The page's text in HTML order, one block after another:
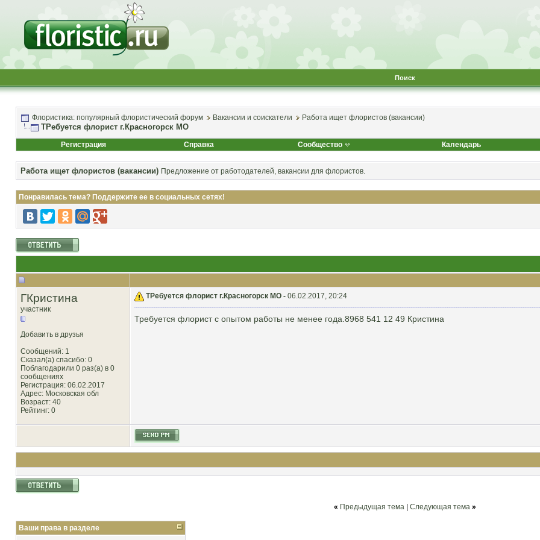
Поиск
Флористика: популярный флористический форум Вакансии и соискатели Работа ищет флористов (вакансии)
ТРебуется флорист г.Красногорск МО
Регистрация
Справка Сообщество Календарь
Работа ищет флористов (вакансии) Предложение от работодателей, вакансии для флористов.
Понравилась тема? Поддержите ее в социальных сетях!
ГКристина
участник
Добавить в друзья
Сообщений: 1
Сказал(а) спасибо: 0
Поблагодарили 0 раз(а) в 0
сообщениях
Регистрация: 06.02.2017
Адрес: Московская обл
Возраст: 40
Рейтинг: 0
ТРебуется флорист г.Красногорск МО - 06.02.2017, 20:24
Требуется флорист с опытом работы не менее года.8968 541 12 49 Кристина
« Предыдущая тема Следующая тема »
Ваши права в разделе